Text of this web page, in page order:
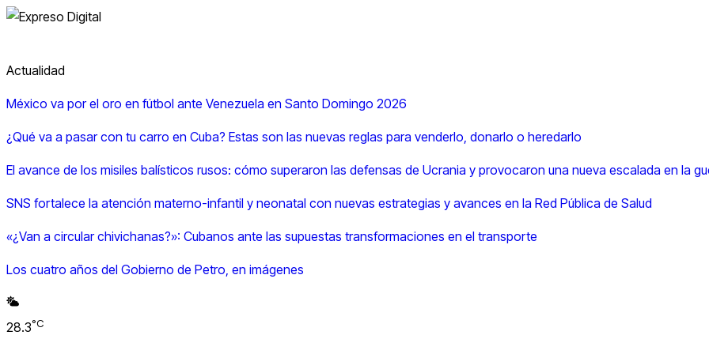
Actualidad
México va por el oro en fútbol ante Venezuela en Santo Domingo 2026
¿Qué va a pasar con tu carro en Cuba? Estas son las nuevas reglas para venderlo, donarlo o heredarlo
El avance de los misiles balísticos rusos: cómo superaron las defensas de Ucrania y provocaron una nueva escalada en la
SNS fortalece la atención materno-infantil y neonatal con nuevas estrategias y avances en la Red Pública de Salud
«¿Van a circular chivichanas?»: Cubanos ante las supuestas transformaciones en el transporte
Los cuatro años del Gobierno de Petro, en imágenes
28.3°C